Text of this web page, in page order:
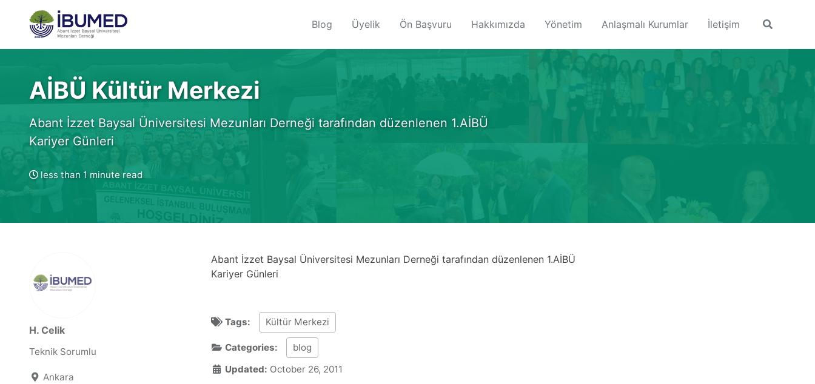
primary
navigation
content
Blog Üyelik Ön Başvuru Hakkımızda Yönetim Anlaşmalı Kurumlar İletişim
Toggle
AİBÜ Kültür Merkezi
Abant İzzet Baysal Üniversitesi Mezunları Derneği tarafından düzenlenen 1.AİBÜ
Kariyer Günleri
less than 1 minute read
H. Celik
Teknik Sorumlu
Ankara
Abant İzzet Baysal Üniversitesi Mezunları Derneği tarafından düzenlenen 1.AİBÜ
Kariyer Günleri
Tags: Kültür Merkezi
Categories:
blog
Updated: October 26, 2011